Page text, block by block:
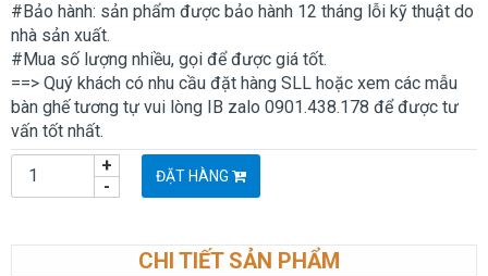
#Bảo hành: sản phẩm được bảo hành 12 tháng lỗi kỹ thuật do
nhà sản xuất.
#Mua số lượng nhiều, gọi để được giá tốt.
==> Quý khách có nhu cầu đặt hàng SLL hoặc xem các mẫu
bàn ghế tương tự vui lòng IB zalo 0901.438.178 để được tư
vấn tốt nhất.
-
+ ĐẶT HÀNG
CHI TIẾT SẢN PHẨM